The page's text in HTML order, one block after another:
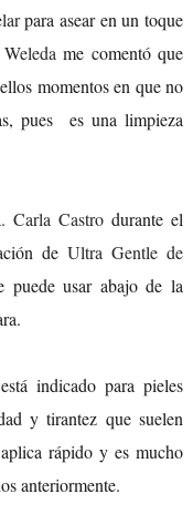
para asear en un toque
me comentó que
momentos en que no
pues es una limpieza
Carla Castrodurante el
deUltra Gentle de
usar abajo de la
indicado para pieles
y tirantez que suelen
rápido y es mucho
anteriormente.